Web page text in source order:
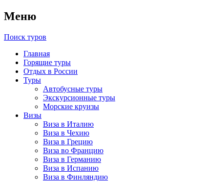
Меню
Поиск туров
Главная
Горящие туры
Отдых в России
Туры
Автобусные туры
Экскурсионные туры
Морские круизы
Визы
Виза в Италию
Виза в Чехию
Виза в Грецию
Виза во Францию
Виза в Германию
Виза в Испанию
Виза в Финляндию